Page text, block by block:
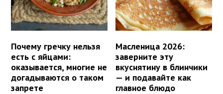
Почему гречку нельзя
есть с яйцами:
оказывается, многие не
догадываются о таком
запрете
Масленица 2026:
заверните эту
вкуснятину в блинчики
— и подавайте как
главное блюдо